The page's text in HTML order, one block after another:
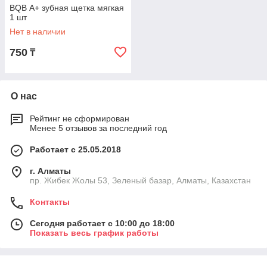
BQB А+ зубная щетка мягкая
1 шт
Нет в наличии
750 ₸
О нас
Рейтинг не сформирован
Менее 5 отзывов за последний год
Работает с 25.05.2018
г. Алматы
пр. Жибек Жолы 53, Зеленый базар, Алматы, Казахстан
Контакты
Сегодня работает с 10:00 до 18:00
Показать весь график работы